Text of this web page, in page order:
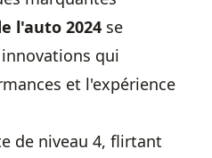
l'auto 2024 se
qui
et l'expérience
de niveau 4, flirtant